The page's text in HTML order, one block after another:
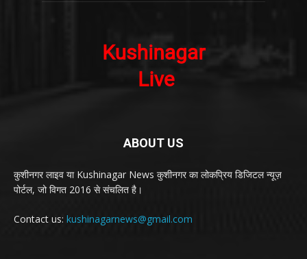
ABOUT US
कुशीनगर लाइव या Kushinagar News कुशीनगर का लोकप्रिय डिजिटल न्यूज़
पोर्टल, जो विगत 2016 से संचलित है।
Contact us: kushinagarnews@gmail.com